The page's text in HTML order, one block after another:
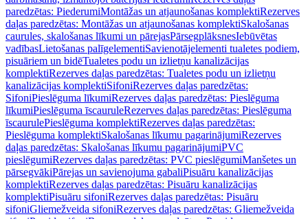
paredzētas: PiederumiMontāžas un atjaunošanas komplektiRezerves
daļas paredzētas: Montāžas un atjaunošanas komplektiSkalošanas
caurules, skalošanas līkumi un pārejasPārsegplāksnesIebūvētas
vadībasLietošanas palīgelementiSavienotājelementi tualetes podiem,
pisuāriem un bidēTualetes podu un izlietņu kanalizācijas
komplektiRezerves daļas paredzētas: Tualetes podu un izlietņu
kanalizācijas komplektiSifoniRezerves daļas paredzētas:
SifoniPieslēguma līkumiRezerves daļas paredzētas: Pieslēguma
līkumiPieslēguma īscauruleRezerves daļas paredzētas: Pieslēguma
īscaurulePieslēguma komplektiRezerves daļas paredzētas:
Pieslēguma komplektiSkalošanas līkumu pagarinājumiRezerves
daļas paredzētas: Skalošanas līkumu pagarinājumiPVC
pieslēgumiRezerves daļas paredzētas: PVC pieslēgumiManšetes un
pārsegvākiPārejas un savienojuma gabaliPisuāru kanalizācijas
komplektiRezerves daļas paredzētas: Pisuāru kanalizācijas
komplektiPisuāru sifoniRezerves daļas paredzētas: Pisuāru
sifoniGliemežveida sifoniRezerves daļas paredzētas: Gliemežveida